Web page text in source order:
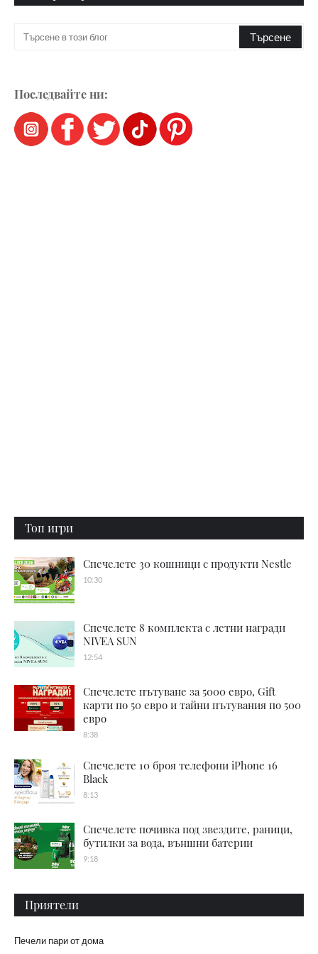
Последвайте ни:
Топ игри
Спечелете 30 кошници с продукти Nestle
10:30
Спечелете 8 комплекта с летни награди
NIVEA SUN
12:54
Спечелете пътуване за 5000 евро, Gift
карти по 50 евро и тайни пътувания по 500
евро
8:38
Спечелете 10 броя телефони iPhone 16
Black
8:13
Спечелете почивка под звездите, раници,
бутилки за вода, външни батерии
9:18
Приятели
Печели пари от дома